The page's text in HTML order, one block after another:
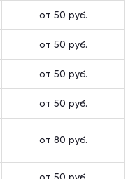
от 50 руб.
от 50 руб.
от 50 руб.
от 50 руб.
от 80 руб.